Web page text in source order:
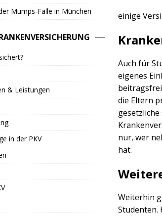
einige
Auch für
eigenes
die Eltern
nur, wer
hat.
Weiterhin
Studenten.
Mumps-Fälle in München
& Leistungen
in der PKV